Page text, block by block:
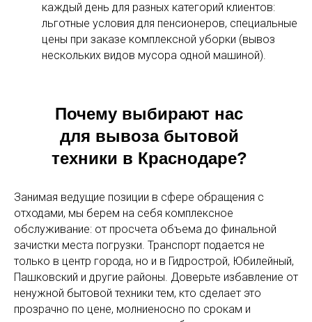
каждый день для разных категорий клиентов:
льготные условия для пенсионеров, специальные
цены при заказе комплексной уборки (вывоз
нескольких видов мусора одной машиной).
Почему выбирают нас
для вывоза бытовой
техники в Краснодаре?
Занимая ведущие позиции в сфере обращения с
отходами, мы берем на себя комплексное
обслуживание: от просчета объема до финальной
зачистки места погрузки. Транспорт подается не
только в центр города, но и в Гидрострой, Юбилейный,
Пашковский и другие районы. Доверьте избавление от
ненужной бытовой техники тем, кто сделает это
прозрачно по цене, молниеносно по срокам и